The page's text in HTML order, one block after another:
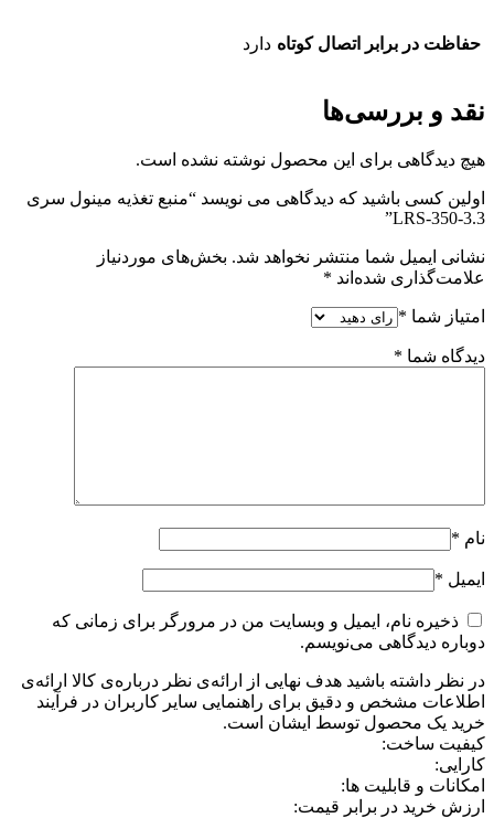
حفاظت در برابر اتصال کوتاه دارد
نقد و بررسی‌ها
هیچ دیدگاهی برای این محصول نوشته نشده است.
اولین کسی باشید که دیدگاهی می نویسد “منبع تغذیه مینول سری
LRS-350-3.3”
نشانی ایمیل شما منتشر نخواهد شد. بخش‌های موردنیاز
علامت‌گذاری شده‌اند *
امتیاز شما *
دیدگاه شما *
نام *
ایمیل *
ذخیره نام، ایمیل و وبسایت من در مرورگر برای زمانی که
دوباره دیدگاهی می‌نویسم.
در نظر داشته باشید هدف نهایی از ارائه‌ی نظر درباره‌ی کالا ارائه‌ی
اطلاعات مشخص و دقیق برای راهنمایی سایر کاربران در فرآیند
خرید یک محصول توسط ایشان است.
کیفیت ساخت:
کارایی:
امکانات و قابلیت ها:
ارزش خرید در برابر قیمت: